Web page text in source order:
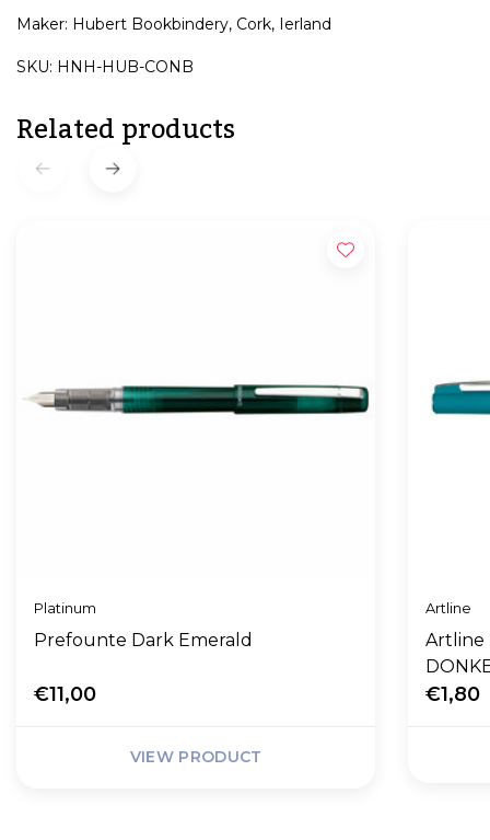
Maker: Hubert Bookbindery, Cork, Ierland
SKU: HNH-HUB-CONB
Related products
Platinum
Prefounte Dark Emerald
€11,00
VIEW PRODUCT
Artline
Artline
€1,80